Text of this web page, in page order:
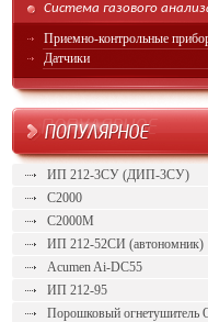
Система газового
Приемно-контрольные
Датчики
ИП 212-3СУ (ДИП-3СУ)
С2000
С2000М
ИП 212-52СИ (автономник)
Acumen Ai-DC55
ИП 212-95
Порошковый огнетушитель